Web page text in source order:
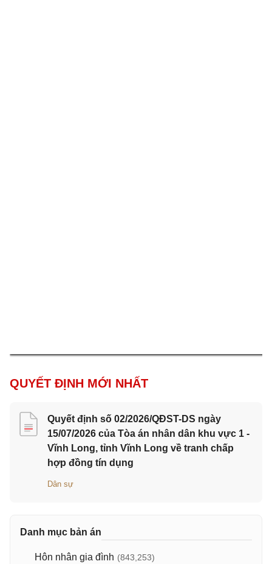
QUYẾT ĐỊNH MỚI NHẤT
Quyết định số 02/2026/QĐST-DS ngày
15/07/2026 của Tòa án nhân dân khu vực 1 -
Vĩnh Long, tỉnh Vĩnh Long về tranh chấp
hợp đồng tín dụng
Dân sự
Danh mục bản án
Hôn nhân gia đình (843,253)